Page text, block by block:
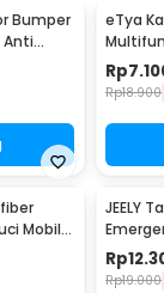
Bumper
Anti
eTya
Rp
Rp18.900
Mobil
JEELY
Buckle
Rp
Rp19.000